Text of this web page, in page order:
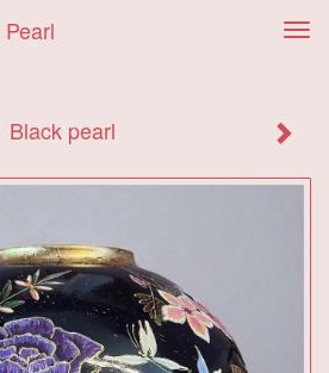
Black pearl